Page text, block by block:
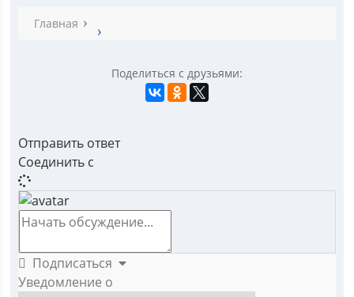
Главная
Поделиться с друзьями:
Отправить ответ
Соединить с
Подписаться
Уведомление о